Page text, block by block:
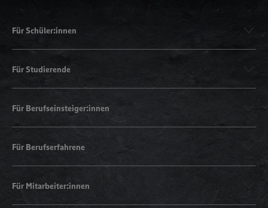
Für Schüler:innen
Für Studierende
Für Berufseinsteiger:innen
Für Berufserfahrene
Für Mitarbeiter:innen